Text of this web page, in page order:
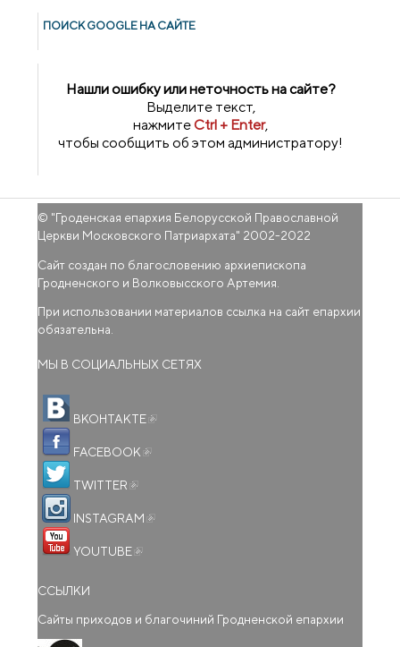
ПОИСК GOОGLE НА САЙТЕ
Нашли ошибку или неточность на сайте?
Выделите текст,
нажмитеCtrl + Enter,
чтобы сообщить об этом администратору!
© "Гроденская епархия Белорусской Православной
Церкви Московского Патриархата" 2002-2022
Сайт создан по благословению архиепископа
Гродненского и Волковысского Артемия.
При использовании материалов ссылка на сайт епархии
обязательна.
МЫ В СОЦИАЛЬНЫХ СЕТЯХ
ВКОНТАКТЕ
FACEBOOK
TWITTER
INSTAGRAM
YOUTUBE
ССЫЛКИ
Сайты приходов и благочиний Гродненской епархии